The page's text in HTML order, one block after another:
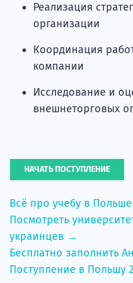
Реализация
организации
Координация
компании
Исследование и
внешнеторговых
НАЧАТЬ ПОСТУПЛЕНИЕ
Всё про учебу в
Посмотреть
украинцев →
Бесплатно заполнить
Поступление в Польшу